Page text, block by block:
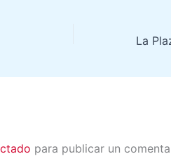
para publicar un